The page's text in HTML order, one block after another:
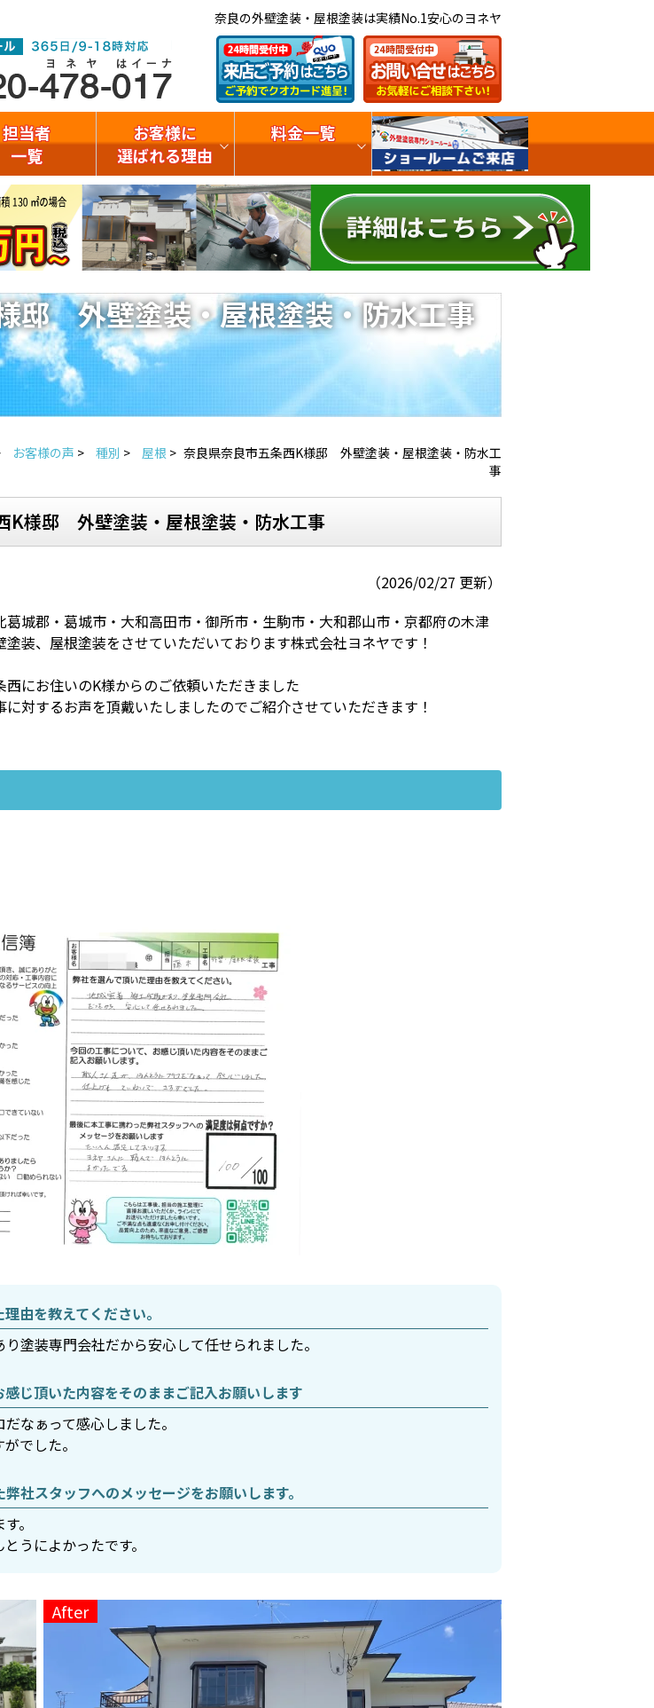
奈良の外壁塗装・屋根塗装は実績No.1安心のヨネヤ
担当者
一覧
お客様に
選ばれる理由
料金一覧
邸 外壁塗装・屋根塗装・防水工事
お客様の声 > 種別 > 屋根 > 奈良県奈良市五条西K様邸 外壁塗装・屋根塗装・防水工
事
K様邸 外壁塗装・屋根塗装・防水工事
（2026/02/27 更新）
城郡・葛城市・大和高田市・御所市・生駒市・大和郡山市・京都府の木津
装、屋根塗装をさせていただいております株式会社ヨネヤです！
にお住いのK様からのご依頼いただきました
対するお声を頂戴いたしましたのでご紹介させていただきます！
由を教えてください。
塗装専門会社だから安心して任せられました。
じ頂いた内容をそのままご記入お願いします
なぁって感心しました。
でした。
社スタッフへのメッセージをお願いします。
。
うによかったです。